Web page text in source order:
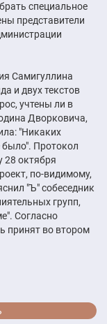
специальное
представители
Самигуллина
и двух текстов
учтены ли в
Дворковича,
"Никаких
Протокол
28 октября
по-видимому,
"Ъ" собеседник
групп,
Согласно
принят во втором